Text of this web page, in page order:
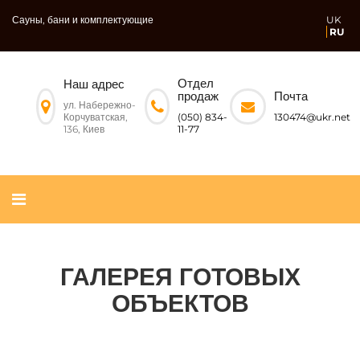
Сауны, бани и комплектующие
UK
RU
Наш адрес
ул. Набережно-
Корчуватская,
136, Киев
Отдел
продаж
(050) 834-
11-77
Почта
130474@ukr.net
ГАЛЕРЕЯ ГОТОВЫХ
ОБЪЕКТОВ